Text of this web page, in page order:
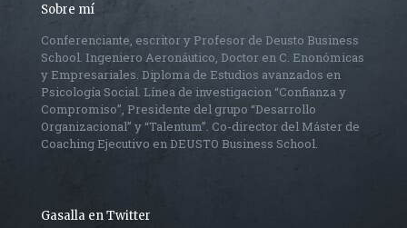
Sobre mí
Conferenciante, escritor y Profesor de Deusto Business
School. Ingeniero Aeronáutico, Doctor en C. Enonómicas
y Empresariales. Diploma de Estudios avanzados en
Psicología Social. Línea de investigacion “Confianza y
Compromiso”, Presidente del grupo “Desarrollo
Organizacional” y “Talentum”. Co-director del Máster de
Coaching Ejecutivo en DEUSTO Business School.
Gasalla en Twitter